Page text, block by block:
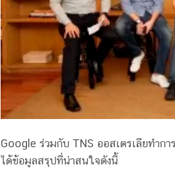
Google ร่วมกับ TNS ออสเตรเลียทำก
ได้ข้อมูลสรุปที่น่าสนใจดังนี้